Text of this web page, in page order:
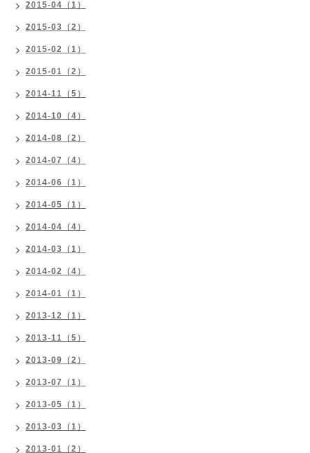
2015-04（1）
2015-03（2）
2015-02（1）
2015-01（2）
2014-11（5）
2014-10（4）
2014-08（2）
2014-07（4）
2014-06（1）
2014-05（1）
2014-04（4）
2014-03（1）
2014-02（4）
2014-01（1）
2013-12（1）
2013-11（5）
2013-09（2）
2013-07（1）
2013-05（1）
2013-03（1）
2013-01（2）